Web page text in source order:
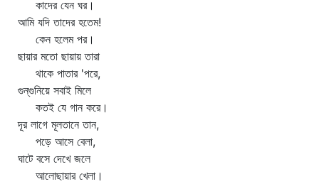
কাদের যেন ঘর।
আমি যদি তাদের হতেম!
কেন হলেম পর।
ছায়ার মতো ছায়ায় তারা
থাকে পাতার 'পরে,
গুন্‌গুনিয়ে সবাই মিলে
কতই যে গান করে।
দূর লাগে মূলতানে তান,
পড়ে আসে বেলা,
ঘাটে বসে দেখে জলে
আলোছায়ার খেলা।